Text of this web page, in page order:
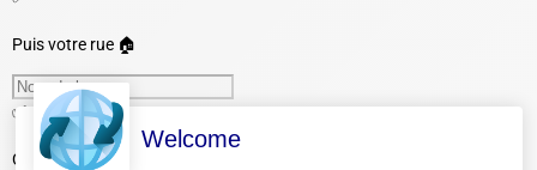
Puis votre rue 🏠
✅
OU Votre N° Tel fixe ☎️
Welcome